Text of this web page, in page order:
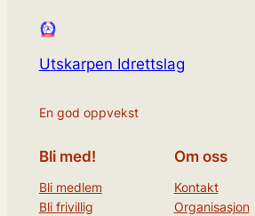
Utskarpen Idrettslag
En god oppvekst
Bli med!
Bli medlem
Bli frivillig
Om oss
Kontakt
Organisasjon